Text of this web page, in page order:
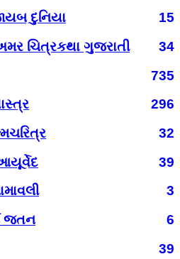
દુનિયા
15
ચિત્રકથા ગુજરાતી
34
735
296
32
39
3
જતન
6
39